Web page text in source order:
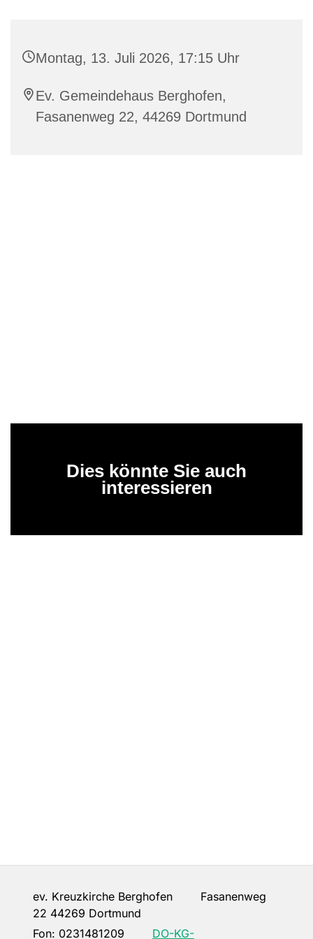
Montag, 13. Juli 2026, 17:15 Uhr
Ev. Gemeindehaus Berghofen,
Fasanenweg 22, 44269 Dortmund
Dies könnte Sie auch
interessieren
ev. Kreuzkirche Berghofen Fasanenweg
22 44269 Dortmund
Fon: 0231481209 DO-KG-